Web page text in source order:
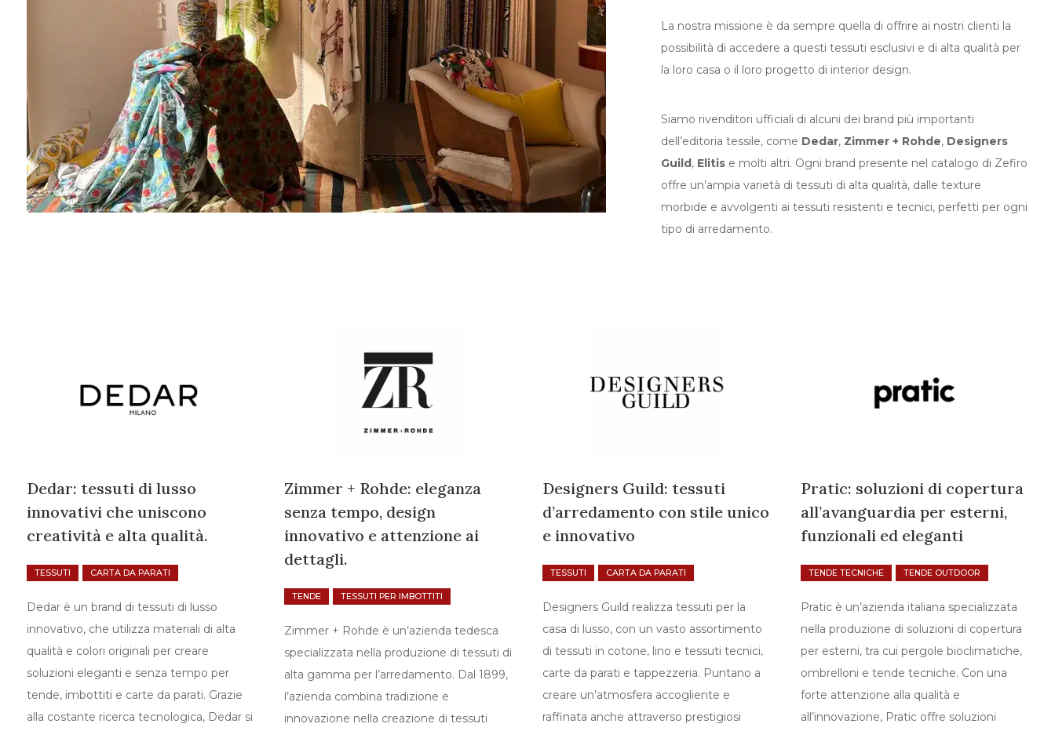
La nostra missione è da sempre quella di offrire ai nostri clienti la
possibilità di accedere a questi tessuti esclusivi e di alta qualità per
la loro casa o il loro progetto di interior design.
Siamo rivenditori ufficiali di alcuni dei brand più importanti
dell’editoria tessile, come Dedar, Zimmer + Rohde, Designers
Guild ,Elitis e molti altri. Ogni brand presente nel catalogo di Zefiro
offre un’ampia varietà di tessuti di alta qualità, dalle texture
morbide e avvolgenti ai tessuti resistenti e tecnici, perfetti per ogni
tipo di arredamento.
Dedar: tessuti di lusso
innovativi che uniscono
creatività e alta qualità.
TESSUTI CARTA DA PARATI
Dedar è un brand di tessuti di lusso
innovativo, che utilizza materiali di alta
qualità e colori originali per creare
soluzioni eleganti e senza tempo per
tende, imbottiti e carte da parati. Grazie
alla costante ricerca tecnologica, Dedar si
Zimmer + Rohde: eleganza
senza tempo, design
innovativo e attenzione ai
dettagli.
TENDE TESSUTI PER IMBOTTITI
Zimmer + Rohde è un’azienda tedesca
specializzata nella produzione di tessuti di
alta gamma per l’arredamento. Dal 1899,
l’azienda combina tradizione e
innovazione nella creazione di tessuti
Designers Guild: tessuti
d’arredamento con stile unico
e innovativo
TESSUTI CARTA DA PARATI
Designers Guild realizza tessuti per la
casa di lusso, con un vasto assortimento
di tessuti in cotone, lino e tessuti tecnici,
carte da parati e tappezzeria. Puntano a
creare un’atmosfera accogliente e
raffinata anche attraverso prestigiosi
Pratic: soluzioni di copertura
all’avanguardia per esterni,
funzionali ed eleganti
TENDE TECNICHE TENDE OUTDOOR
Pratic è un’azienda italiana specializzata
nella produzione di soluzioni di copertura
per esterni, tra cui pergole bioclimatiche,
ombrelloni e tende tecniche. Con una
forte attenzione alla qualità e
all’innovazione, Pratic offre soluzioni